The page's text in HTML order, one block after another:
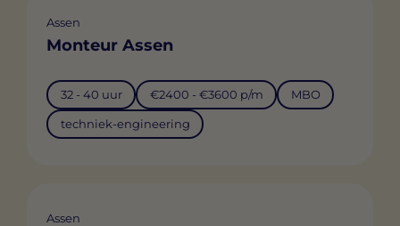
Assen
Monteur Assen
32 - 40 uur €2400 - €3600 p/m MBO
techniek-engineering
Assen